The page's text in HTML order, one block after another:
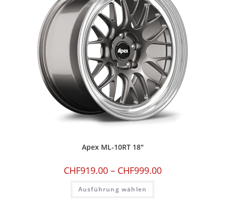
Apex ML-10RT 18″
CHF919.00– CHF999.00
Ausführung wählen